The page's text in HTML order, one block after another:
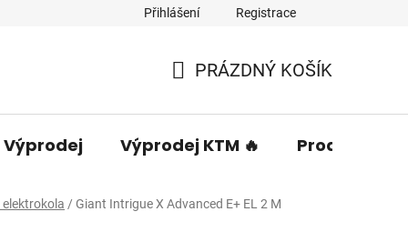
Přihlášení Registrace
KOŠÍK
PRÁZDNÝ KOŠÍK
Výprodej Výprodej KTM 🔥 Prodávané
/ Giant Intrigue X Advanced E+ EL 2 M